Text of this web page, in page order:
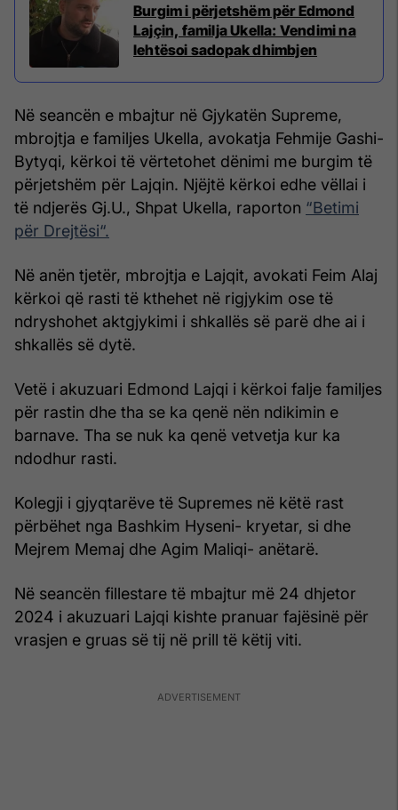
Burgim i përjetshëm për Edmond
Lajçin, familja Ukella: Vendimi na
lehtësoi sadopak dhimbjen
Në seancën e mbajtur në Gjykatën Supreme,
mbrojtja e familjes Ukella, avokatja Fehmije Gashi-
Bytyqi, kërkoi të vërtetohet dënimi me burgim të
përjetshëm për Lajqin. Njëjtë kërkoi edhe vëllai i
të ndjerës Gj.U., Shpat Ukella, raporton “Betimi
për Drejtësi“.
Në anën tjetër, mbrojtja e Lajqit, avokati Feim Alaj
kërkoi që rasti të kthehet në rigjykim ose të
ndryshohet aktgjykimi i shkallës së parë dhe ai i
shkallës së dytë.
Vetë i akuzuari Edmond Lajqi i kërkoi falje familjes
për rastin dhe tha se ka qenë nën ndikimin e
barnave. Tha se nuk ka qenë vetvetja kur ka
ndodhur rasti.
Kolegji i gjyqtarëve të Supremes në këtë rast
përbëhet nga Bashkim Hyseni- kryetar, si dhe
Mejrem Memaj dhe Agim Maliqi- anëtarë.
Në seancën fillestare të mbajtur më 24 dhjetor
2024 i akuzuari Lajqi kishte pranuar fajësinë për
vrasjen e gruas së tij në prill të këtij viti.